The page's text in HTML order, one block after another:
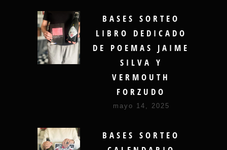
BASES SORTEO
LIBRO DEDICADO
DE POEMAS JAIME
SILVA Y
VERMOUTH
FORZUDO
mayo 14, 2025
BASES SORTEO